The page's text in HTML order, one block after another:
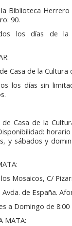
Biblioteca Herrero
90.
los días de la
Casa de la Cultura
los días sin
Casa de la
y sábados y
Mosaicos, C/
de España.
a Domingo de 8:00
MATA: